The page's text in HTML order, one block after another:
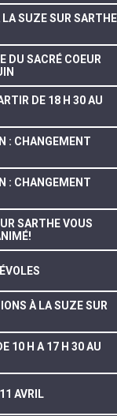
SUZE SUR SARTHE
DU SACRÉ COEUR
DE 18 H 30 AU
: CHANGEMENT
: CHANGEMENT
SARTHE VOUS
À LA SUZE SUR
10 H A 17 H 30 AU
AVRIL